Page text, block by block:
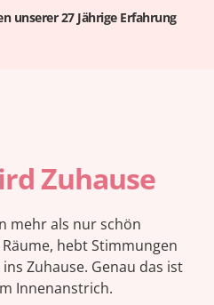
unserer 27 Jährige Erfahrung
Zuhause
mehr als nur schön
hebt Stimmungen
Zuhause. Genau das ist
Innenanstrich.